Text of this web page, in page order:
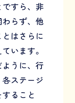
すら、非
らず、他
はさらに
います。
うに、行
ステージ
ること